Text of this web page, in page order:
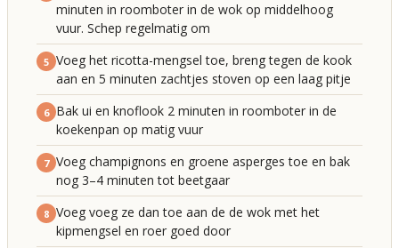
minuten in roomboter in de wok op middelhoog
vuur. Schep regelmatig om
5 Voeg het ricotta-mengsel toe, breng tegen de kook
aan en 5 minuten zachtjes stoven op een laag pitje
6 Bak ui en knoflook 2 minuten in roomboter in de
koekenpan op matig vuur
7 Voeg champignons en groene asperges toe en bak
nog 3–4 minuten tot beetgaar
8 Voeg voeg ze dan toe aan de de wok met het
kipmengsel en roer goed door